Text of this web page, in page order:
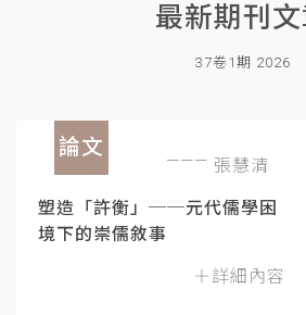
最新期刊
37卷1期 2026
論文
張慧清
塑造「許衡」──元代儒學困
境下的崇儒敘事
＋詳細內容